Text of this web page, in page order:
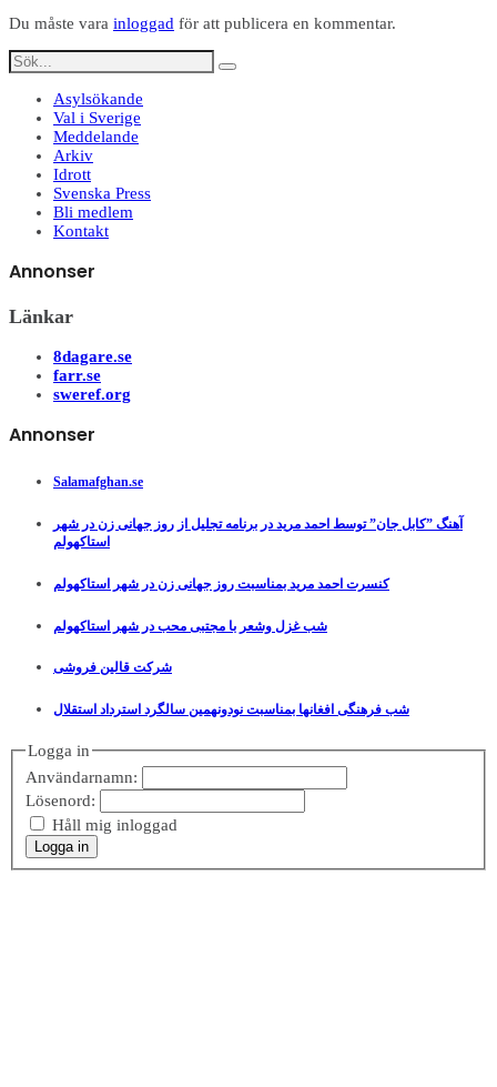
Du måste vara inloggad för att publicera en kommentar.
Asylsökande
Val i Sverige
Meddelande
Arkiv
Idrott
Svenska Press
Bli medlem
Kontakt
Annonser
Länkar
8dagare.se
farr.se
sweref.org
Annonser
Salamafghan.se
آهنگ ”کابل جان” توسط احمد مرید در برنامه تجلیل از روز جهانی زن در شهر
استاکهولم
کنسرت احمد مرید بمناسبت روز جهانی زن در شهر استاکهولم
شب غزل وشعر با مجتبی محب در شهر استاکهولم
شرکت قالین فروشی
شب فرهنگی افغانها بمناسبت نودونهمین سالگرد استرداد استقلال
Logga in
Användarnamn:
Lösenord:
Håll mig inloggad
Logga in